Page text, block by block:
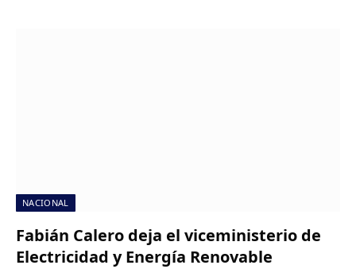
NACIONAL
Fabián Calero deja el viceministerio de
Electricidad y Energía Renovable